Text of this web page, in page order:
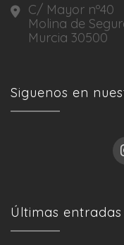
C/ Mayor nº40
Molina de
Murcia 30500
Siguenos en
Últimas